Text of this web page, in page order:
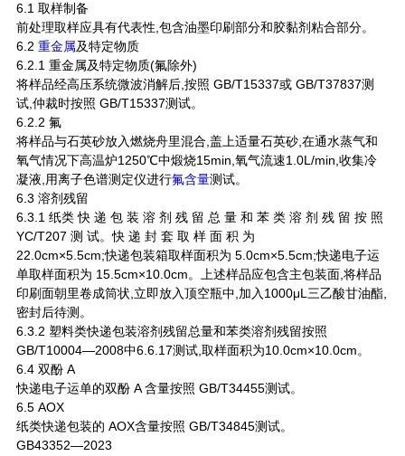
6.1 取样制备
前处理取样应具有代表性,包含油墨印刷部分和胶黏剂粘合部分。
6.2 重金属及特定物质
6.2.1 重金属及特定物质(氟除外)
将样品经高压系统微波消解后,按照 GB/T15337或 GB/T37837测
试,仲裁时按照 GB/T15337测试。
6.2.2 氟
将样品与石英砂放入燃烧舟里混合,盖上适量石英砂,在通水蒸气和
氧气情况下高温炉1250℃中煅烧15min,氧气流速1.0L/min,收集冷
凝液,用离子色谱测定仪进行氟含量测试。
6.3 溶剂残留
6.3.1 纸类 快 递 包 装 溶 剂 残 留 总 量 和 苯 类 溶 剂 残 留 按 照
YC/T207 测 试。快 递 封 套 取 样 面 积 为
22.0cm×5.5cm;快递包装箱取样面积为 5.0cm×5.5cm;快递电子运
单取样面积为 15.5cm×10.0cm。上述样品应包含主包装面,将样品
印刷面朝里卷成筒状,立即放入顶空瓶中,加入1000μL三乙酸甘油酯,
密封后待测。
6.3.2 塑料类快递包装溶剂残留总量和苯类溶剂残留按照
GB/T10004—2008中6.6.17测试,取样面积为10.0cm×10.0cm。
6.4 双酚 A
快递电子运单的双酚 A 含量按照 GB/T34455测试。
6.5 AOX
纸类快递包装的 AOX含量按照 GB/T34845测试。
GB43352—2023